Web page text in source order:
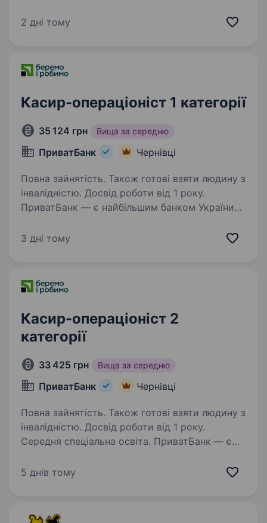
банківських груп Європи, лідера в усіх сферах
2 дні тому
Касир-операціоніст 1 категорії
35 124 грн Вища за середню
ПриватБанк Чернівці
Повна зайнятість. Також готові взяти людину з
інвалідністю. Досвід роботи від 1 року.
ПриватБанк — є найбільшим банком України
Займає лідуючі позиції за всіма фінансовими
3 дні тому
Касир-операціоніст 2
категорії
33 425 грн Вища за середню
ПриватБанк Чернівці
Повна зайнятість. Також готові взяти людину з
інвалідністю. Досвід роботи від 1 року.
Середня спеціальна освіта. ПриватБанк — є
з найбільш інноваційних банків світу. Займає
чверті всієї банківської системи країни…
5 днів тому